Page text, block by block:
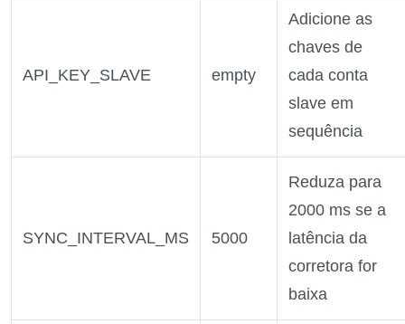
API_KEY_SLAVE empty
Adicione as
chaves de
cada conta
slave em
sequência
SYNC_INTERVAL_MS 5000
Reduza para
2000 ms se a
latência da
corretora for
baixa